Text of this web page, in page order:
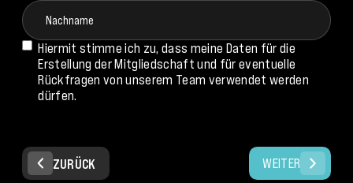
Hiermit stimme ich zu, dass meine Daten für die
Erstellung der Mitgliedschaft und für eventuelle
Rückfragen von unserem Team verwendet werden
dürfen.
ZURÜCK WEITER